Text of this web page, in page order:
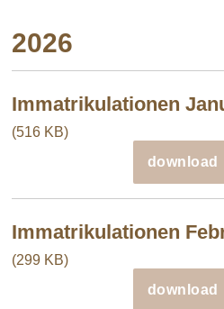
2026
Immatrikulationen
(516 KB)
download
Immatrikulationen
(299 KB)
download